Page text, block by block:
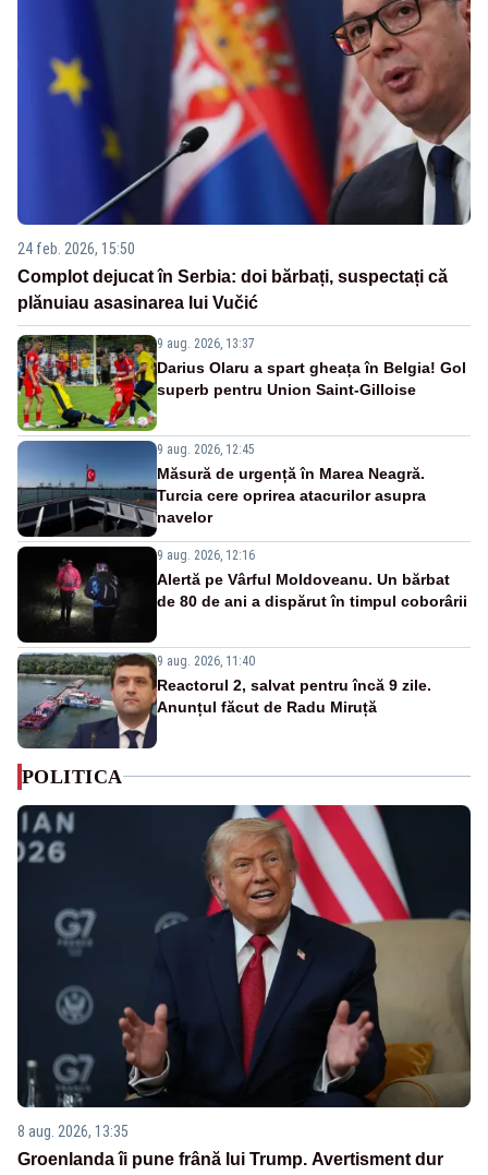
24 feb. 2026, 15:50
Complot dejucat în Serbia: doi bărbați, suspectați că
plănuiau asasinarea lui Vučić
9 aug. 2026, 13:37
Darius Olaru a spart gheața în Belgia! Gol
superb pentru Union Saint-Gilloise
9 aug. 2026, 12:45
Măsură de urgență în Marea Neagră.
Turcia cere oprirea atacurilor asupra
navelor
9 aug. 2026, 12:16
Alertă pe Vârful Moldoveanu. Un bărbat
de 80 de ani a dispărut în timpul coborârii
9 aug. 2026, 11:40
Reactorul 2, salvat pentru încă 9 zile.
Anunțul făcut de Radu Miruță
POLITICA
8 aug. 2026, 13:35
Groenlanda îi pune frână lui Trump. Avertisment dur